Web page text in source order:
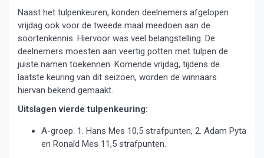
Naast het tulpenkeuren, konden deelnemers afgelopen
vrijdag ook voor de tweede maal meedoen aan de
soortenkennis. Hiervoor was veel belangstelling. De
deelnemers moesten aan veertig potten met tulpen de
juiste namen toekennen. Komende vrijdag, tijdens de
laatste keuring van dit seizoen, worden de winnaars
hiervan bekend gemaakt.
Uitslagen vierde tulpenkeuring:
A-groep: 1. Hans Mes 10,5 strafpunten, 2. Adam Pyta
en Ronald Mes 11,5 strafpunten.